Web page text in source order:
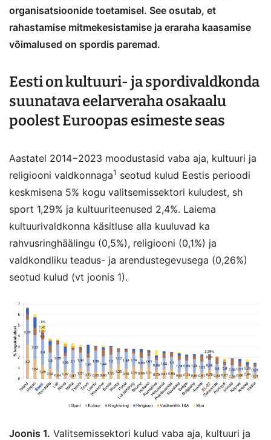
organisatsioonide toetamisel. See osutab, et
rahastamise mitmekesistamise ja eraraha kaasamise
võimalused on spordis paremad.
Eesti on kultuuri- ja spordivaldkonda
suunatava eelarveraha osakaalu
poolest Euroopas esimeste seas
Aastatel 2014−2023 moodustasid vaba aja, kultuuri ja
religiooni valdkonnaga1 seotud kulud Eestis perioodi
keskmisena 5% kogu valitsemissektori kuludest, sh
sport 1,29% ja kultuuriteenused 2,4%. Laiema
kultuurivaldkonna käsitluse alla kuuluvad ka
rahvusringhäälingu (0,5%), religiooni (0,1%) ja
valdkondliku teadus- ja arendustegevusega (0,26%)
seotud kulud (vt joonis 1).
Joonis 1. Valitsemissektori kulud vaba aja, kultuuri ja